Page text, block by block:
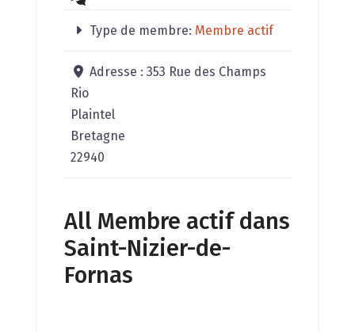
Type de membre: Membre actif
Adresse :353 Rue des Champs
Rio
Plaintel
Bretagne
22940
All Membre actif dans
Saint-Nizier-de-
Fornas